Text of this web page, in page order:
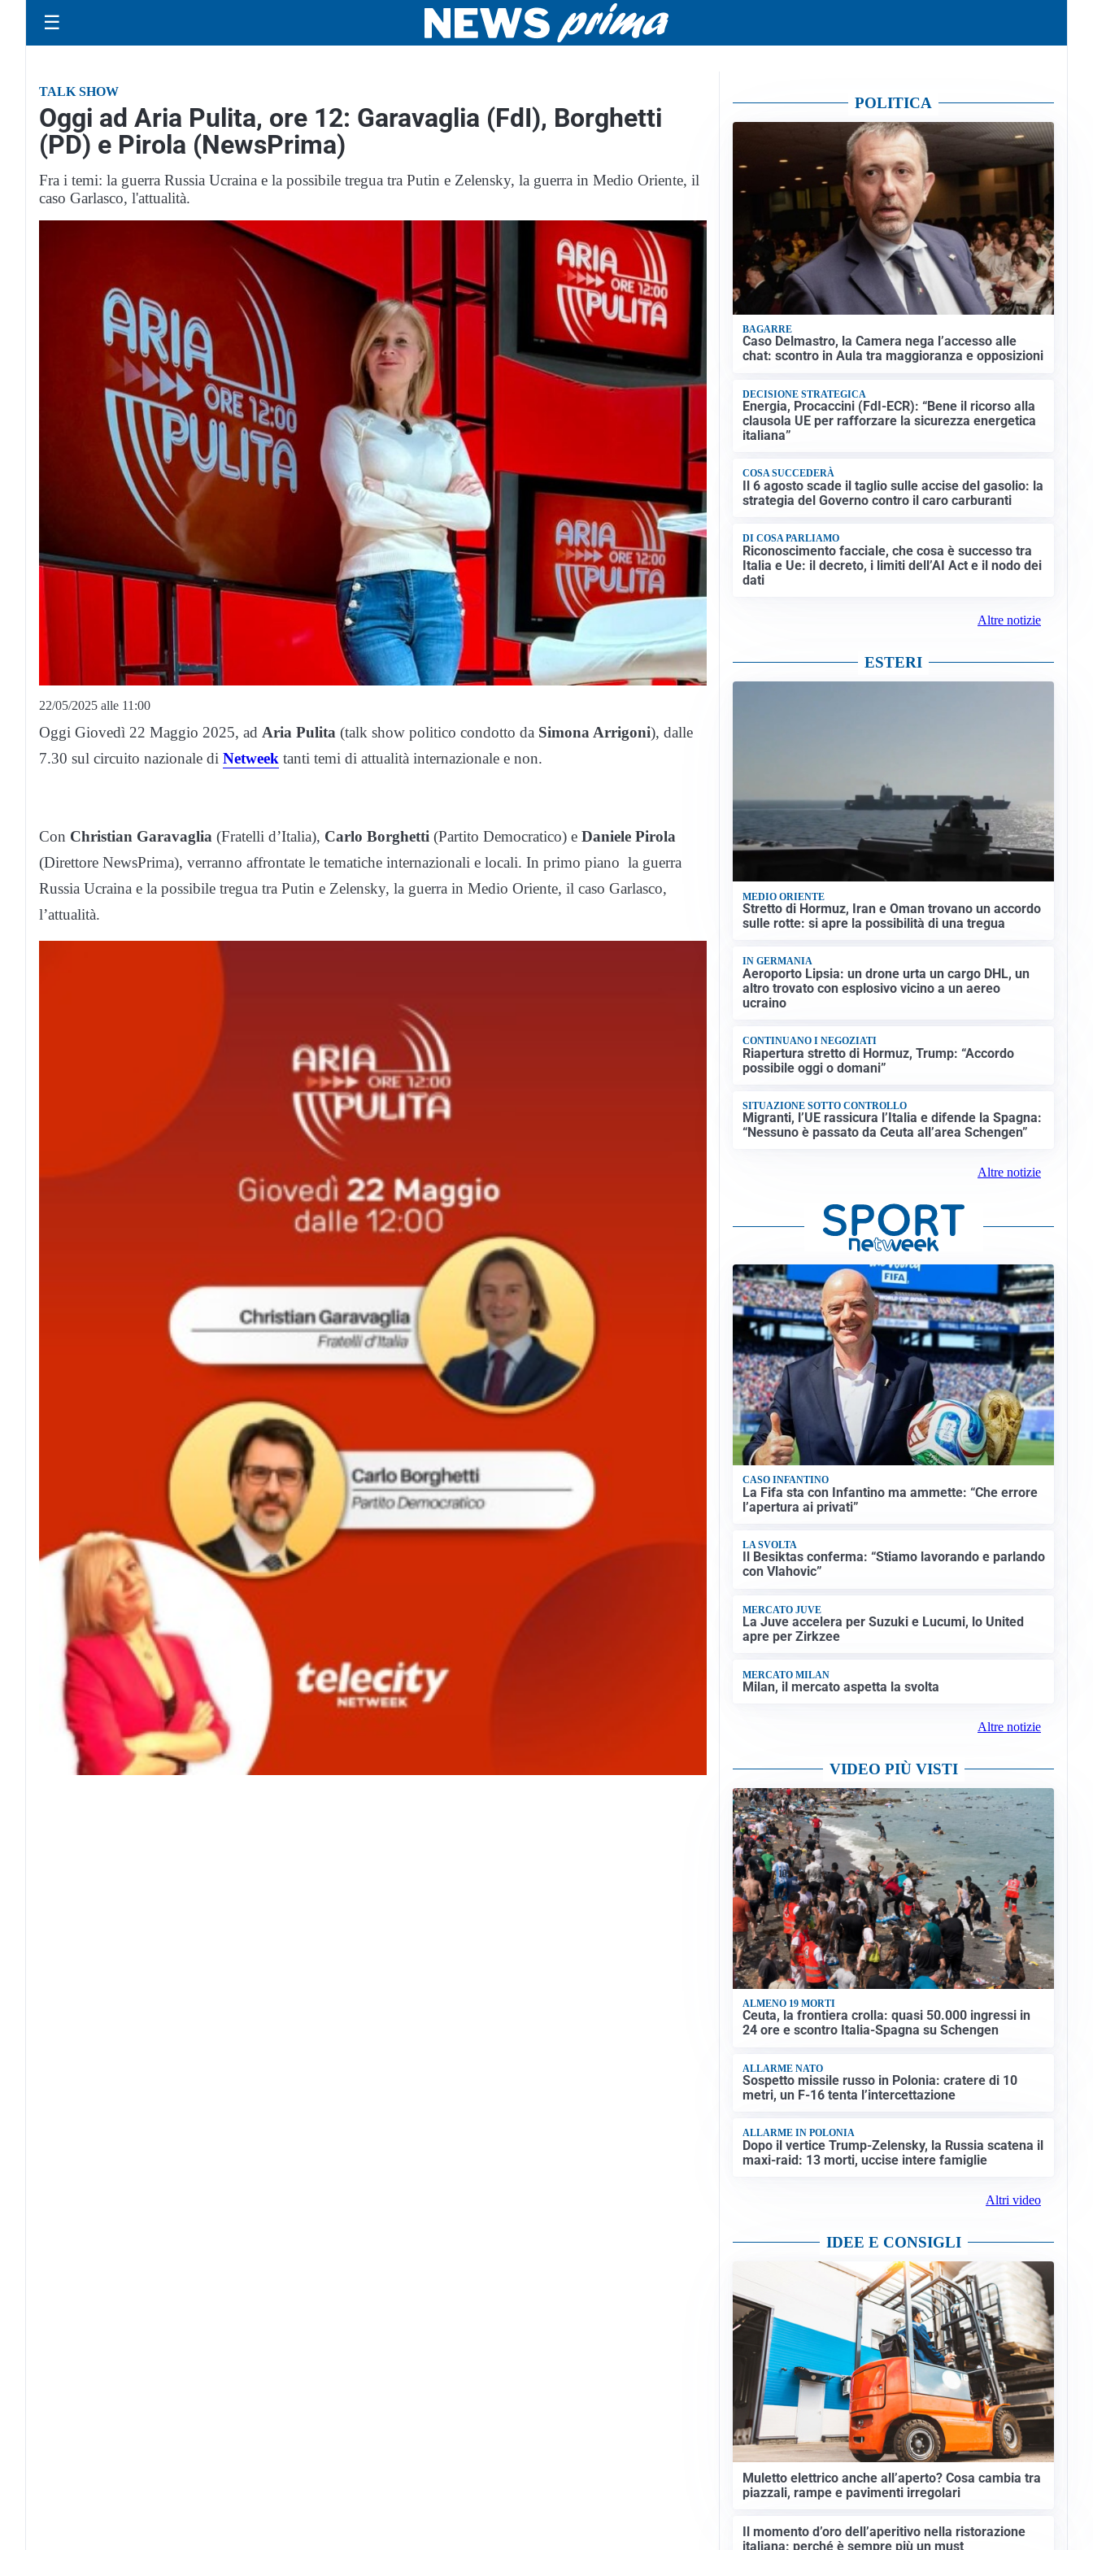
☰
TALK SHOW
Oggi ad Aria Pulita, ore 12: Garavaglia (FdI), Borghetti
(PD) e Pirola (NewsPrima)
Fra i temi: la guerra Russia Ucraina e la possibile tregua tra Putin e Zelensky, la guerra in Medio Oriente, il
caso Garlasco, l'attualità.
22/05/2025 alle 11:00
Oggi Giovedì 22 Maggio 2025, ad Aria Pulita (talk show politico condotto da Simona Arrigoni), dalle
7.30 sul circuito nazionale di Netweek tanti temi di attualità internazionale e non.
Con Christian Garavaglia (Fratelli d’Italia), Carlo Borghetti (Partito Democratico) e Daniele Pirola
(Direttore NewsPrima), verranno affrontate le tematiche internazionali e locali. In primo piano la guerra
Russia Ucraina e la possibile tregua tra Putin e Zelensky, la guerra in Medio Oriente, il caso Garlasco,
l’attualità.
POLITICA
BAGARRE
Caso Delmastro, la Camera nega l’accesso alle
chat: scontro in Aula tra maggioranza e opposizioni
DECISIONE STRATEGICA
Energia, Procaccini (FdI-ECR): “Bene il ricorso alla
clausola UE per rafforzare la sicurezza energetica
italiana”
COSA SUCCEDERÀ
Il 6 agosto scade il taglio sulle accise del gasolio: la
strategia del Governo contro il caro carburanti
DI COSA PARLIAMO
Riconoscimento facciale, che cosa è successo tra
Italia e Ue: il decreto, i limiti dell’AI Act e il nodo dei
dati
Altre notizie
ESTERI
MEDIO ORIENTE
Stretto di Hormuz, Iran e Oman trovano un accordo
sulle rotte: si apre la possibilità di una tregua
IN GERMANIA
Aeroporto Lipsia: un drone urta un cargo DHL, un
altro trovato con esplosivo vicino a un aereo
ucraino
CONTINUANO I NEGOZIATI
Riapertura stretto di Hormuz, Trump: “Accordo
possibile oggi o domani”
SITUAZIONE SOTTO CONTROLLO
Migranti, l’UE rassicura l’Italia e difende la Spagna:
“Nessuno è passato da Ceuta all’area Schengen”
Altre notizie
CASO INFANTINO
La Fifa sta con Infantino ma ammette: “Che errore
l’apertura ai privati”
LA SVOLTA
Il Besiktas conferma: “Stiamo lavorando e parlando
con Vlahovic”
MERCATO JUVE
La Juve accelera per Suzuki e Lucumi, lo United
apre per Zirkzee
MERCATO MILAN
Milan, il mercato aspetta la svolta
Altre notizie
VIDEO PIÙ VISTI
ALMENO 19 MORTI
Ceuta, la frontiera crolla: quasi 50.000 ingressi in
24 ore e scontro Italia-Spagna su Schengen
ALLARME NATO
Sospetto missile russo in Polonia: cratere di 10
metri, un F-16 tenta l’intercettazione
ALLARME IN POLONIA
Dopo il vertice Trump-Zelensky, la Russia scatena il
maxi-raid: 13 morti, uccise intere famiglie
Altri video
IDEE E CONSIGLI
Muletto elettrico anche all’aperto? Cosa cambia tra
piazzali, rampe e pavimenti irregolari
Il momento d’oro dell’aperitivo nella ristorazione
italiana: perché è sempre più un must